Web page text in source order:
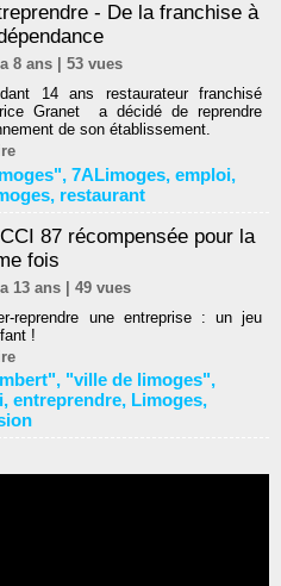
- De la franchise à
a 8 ans | 53 vues
14 ans restaurateur franchisé
Granet a décidé de reprendre
de son établissement.
, 7ALimoges, emploi,
, restaurant
87 récompensée pour la
fois
13 ans | 49 vues
reprendre une entreprise : un jeu
!
, "ville de limoges",
, entreprendre, Limoges,